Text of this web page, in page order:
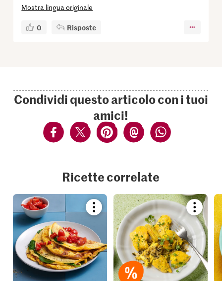
Mostra lingua originale
0 Risposte
Condividi questo articolo con i tuoi
amici!
Ricette correlate
Bookmark
recipe
add
it
to
your
collections.
recipe
or
add
it
to
your